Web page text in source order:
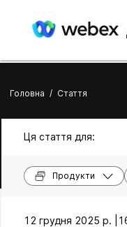
Головна / Стаття
Ця стаття для:
Продукти
12 грудня 2025 р. |